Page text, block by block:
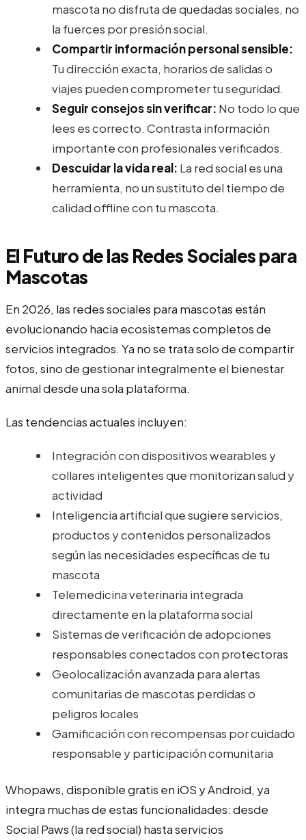
mascota no disfruta de quedadas sociales, no
la fuerces por presión social.
Compartir información personal sensible:
Tu dirección exacta, horarios de salidas o
viajes pueden comprometer tu seguridad.
Seguir consejos sin verificar: No todo lo que
lees es correcto. Contrasta información
importante con profesionales verificados.
Descuidar la vida real: La red social es una
herramienta, no un sustituto del tiempo de
calidad offline con tu mascota.
El Futuro de las Redes Sociales para
Mascotas
En 2026, las redes sociales para mascotas están
evolucionando hacia ecosistemas completos de
servicios integrados. Ya no se trata solo de compartir
fotos, sino de gestionar integralmente el bienestar
animal desde una sola plataforma.
Las tendencias actuales incluyen:
Integración con dispositivos wearables y
collares inteligentes que monitorizan salud y
actividad
Inteligencia artificial que sugiere servicios,
productos y contenidos personalizados
según las necesidades específicas de tu
mascota
Telemedicina veterinaria integrada
directamente en la plataforma social
Sistemas de verificación de adopciones
responsables conectados con protectoras
Geolocalización avanzada para alertas
comunitarias de mascotas perdidas o
peligros locales
Gamificación con recompensas por cuidado
responsable y participación comunitaria
Whopaws, disponible gratis en iOS y Android, ya
integra muchas de estas funcionalidades: desde
Social Paws (la red social) hasta servicios